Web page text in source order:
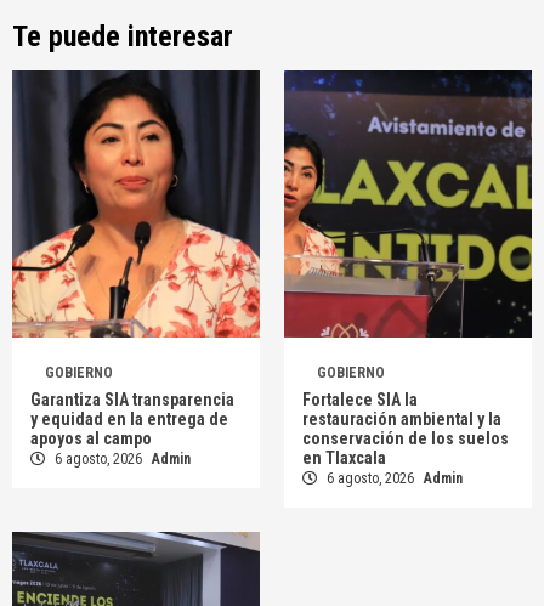
Te puede interesar
GOBIERNO
Garantiza SIA transparencia
y equidad en la entrega de
apoyos al campo
6 agosto, 2026 Admin
GOBIERNO
Fortalece SIA la
restauración ambiental y la
conservación de los suelos
en Tlaxcala
6 agosto, 2026 Admin